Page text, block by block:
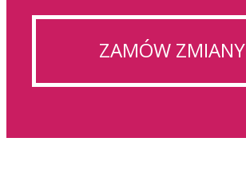
ZAMÓW ZMIANY